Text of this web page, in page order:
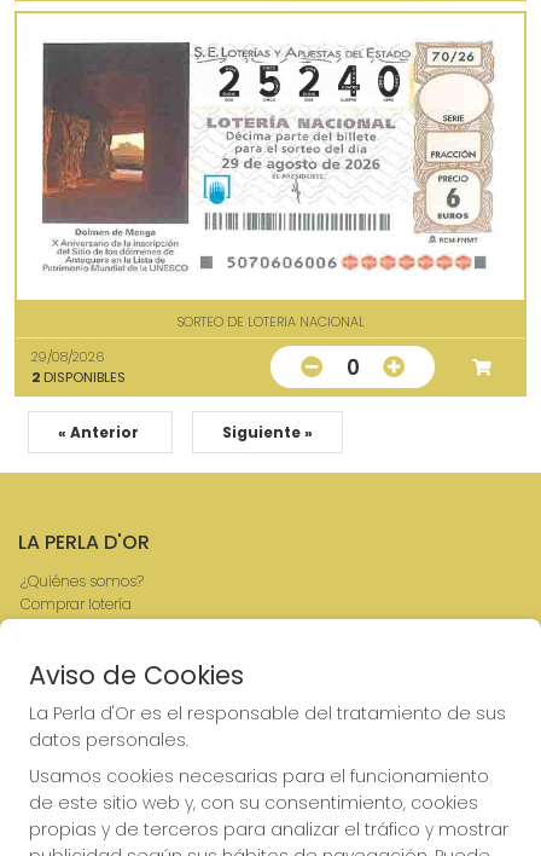
SORTEO DE LOTERIA NACIONAL
29/08/2026
2 DISPONIBLES 0
« Anterior Siguiente »
LA PERLA D'OR
¿Quiénes somos?
Comprar lotería
Empresas
Acceso
Registro
REDES SOCIALES
Aviso de Cookies
La Perla d'Or es el responsable del tratamiento de sus
datos personales.
Usamos cookies necesarias para el funcionamiento
de este sitio web y, con su consentimiento, cookies
propias y de terceros para analizar el tráfico y mostrar